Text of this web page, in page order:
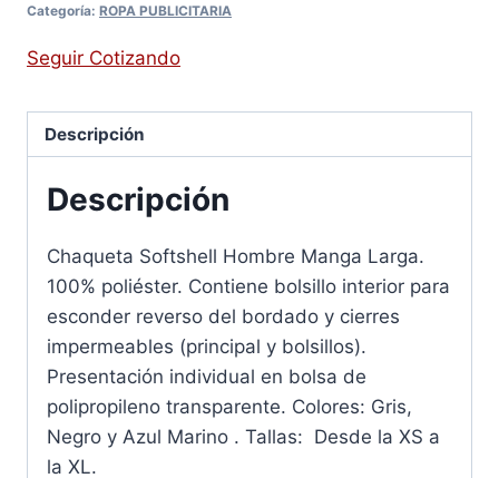
Categoría: ROPA PUBLICITARIA
Seguir Cotizando
Descripción
Descripción
Chaqueta Softshell Hombre Manga Larga.
100% poliéster. Contiene bolsillo interior para
esconder reverso del bordado y cierres
impermeables (principal y bolsillos).
Presentación individual en bolsa de
polipropileno transparente. Colores: Gris,
Negro y Azul Marino . Tallas: Desde la XS a
la XL.